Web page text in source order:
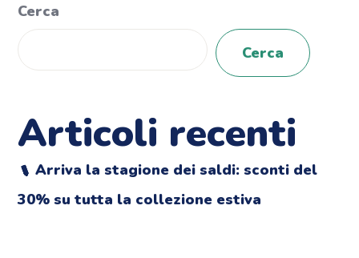
Cerca
Cerca
Articoli recenti
Arriva la stagione dei saldi: sconti del
30% su tutta la collezione estiva